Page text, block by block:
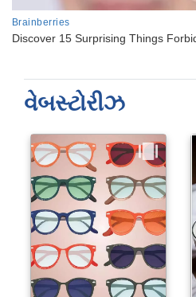
વેબસ્ટોરીઝ